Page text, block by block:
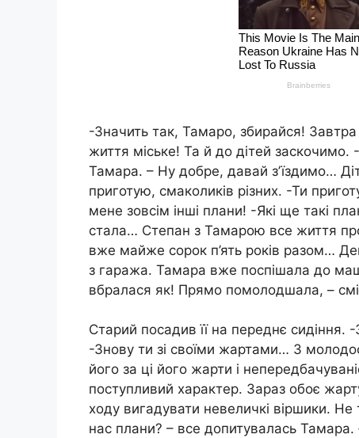
-Значить так, Тамаро, збирайся!
життя міське! Та й до дітей
Тамара. – Ну добре, давай зʼїздимо…
приготую, смаколиків різних. -Ти
мене зовсім інші плани! -Які ще такі
стала… Степан з Тамарою все життя
вже майже сорок п’ять років разом…
з гаража. Тамара вже поспішала до
вбралася як! Прямо помолодшала, –
Старий посадив її на переднє сидіння.
-Знову ти зі своїми жартами… З
його за ці його жарти і
поступливий характер. Зараз обоє
ходу вигадувати невеличкі віршики.
нас плани? – все допитувалась Тамара.